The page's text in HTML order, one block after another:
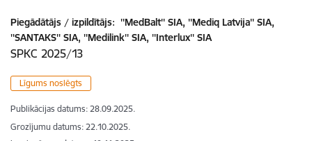
Piegādātājs / izpildītājs: ''MedBalt'' SIA, ''Mediq Latvija'' SIA,
''SANTAKS'' SIA, ''Medilink'' SIA, ''Interlux'' SIA
SPKC 2025/13
Līgums noslēgts
Publikācijas datums: 28.09.2025.
Grozījumu datums: 22.10.2025.